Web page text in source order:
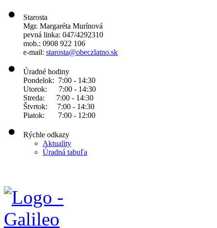
Starosta
Mgr. Margaréta Murínová
pevná linka: 047/4292310
mob.: 0908 922 106
e-mail: starosta@obeczlatno.sk
Úradné hodiny
Pondelok: 7:00 - 14:30
Utorok: 7:00 - 14:30
Streda: 7:00 - 14:30
Štvrtok: 7:00 - 14:30
Piatok: 7:00 - 12:00
Rýchle odkazy
Aktuality
Úradná tabuľa